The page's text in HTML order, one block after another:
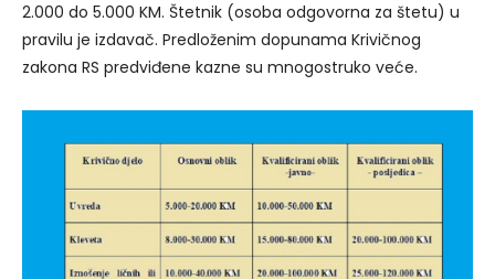
2.000 do 5.000 KM. Štetnik (osoba odgovorna za štetu) u
pravilu je izdavač. Predloženim dopunama Krivičnog
zakona RS predviđene kazne su mnogostruko veće.